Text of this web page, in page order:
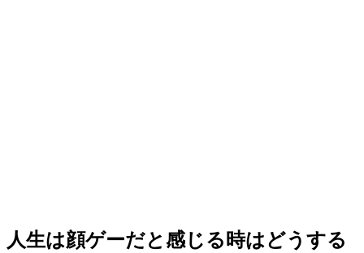
人生は顔ゲーだと感じる時はどうする